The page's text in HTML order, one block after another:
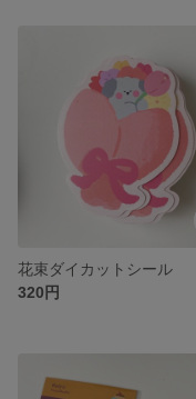
花束ダイカットシール
320円